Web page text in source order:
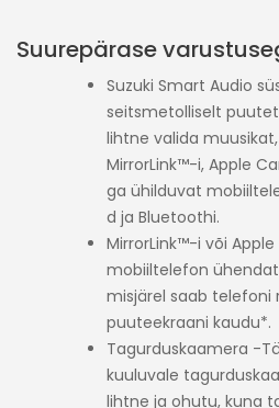
Suurepärase
Suzuki Smart Audio
seitsmetolliselt
lihtne valida
MirrorLink™-i, Apple
ga ühilduvat
d ja Bluetoothi.
MirrorLink™-i või
mobiiltelefon
misjärel saab telefoni
puuteekraani kaudu*.
Tagurduskaamera -
kuuluvale
lihtne ja ohutu, kuna